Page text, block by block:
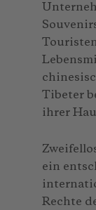
Tibeter
ihrer
ein
Rechte